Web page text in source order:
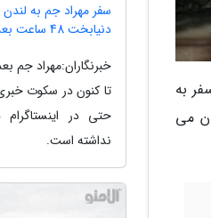
به
می
سفر مهراد جم به لندن
دنیابخت 48 ساعت بعد !
خبرنگاران:مهراد جم
تا کنون در سکوت
حتی در
نداشته است.